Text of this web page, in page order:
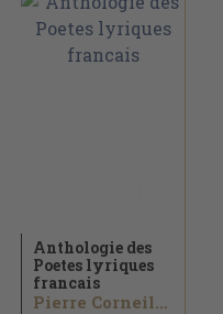
Anthologie des
Poetes lyriques
francais
Pierre Corneille...